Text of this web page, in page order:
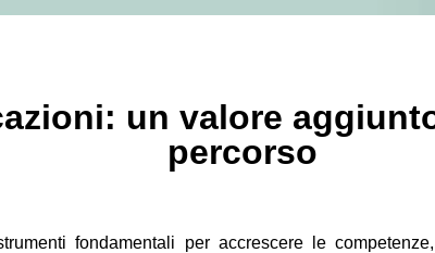
un valore
percorso
fondamentali per accrescere le